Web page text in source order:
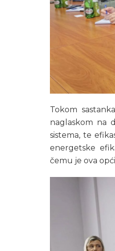
Tokom
naglaskom na
sistema, te
energetske
čemu je ova